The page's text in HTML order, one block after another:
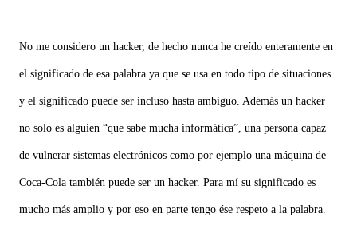
No me considero un hacker, de hecho nunca he creído enteramente en
el significado de esa palabra ya que se usa en todo tipo de situaciones
y el significado puede ser incluso hasta ambiguo. Además un hacker
no solo es alguien “que sabe mucha informática”, una persona capaz
de vulnerar sistemas electrónicos como por ejemplo una máquina de
Coca-Cola también puede ser un hacker. Para mí su significado es
mucho más amplio y por eso en parte tengo ése respeto a la palabra.